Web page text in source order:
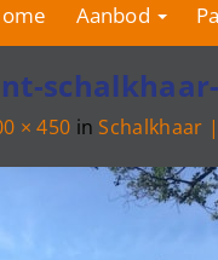
Aanbod
× 450 in Schalkhaar